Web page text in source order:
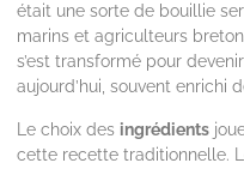
était une sorte de bouillie
marins et agriculteurs
s’est transformé pour
aujourd’hui, souvent enrichi
Le choix des ingrédients
cette recette traditionnelle.